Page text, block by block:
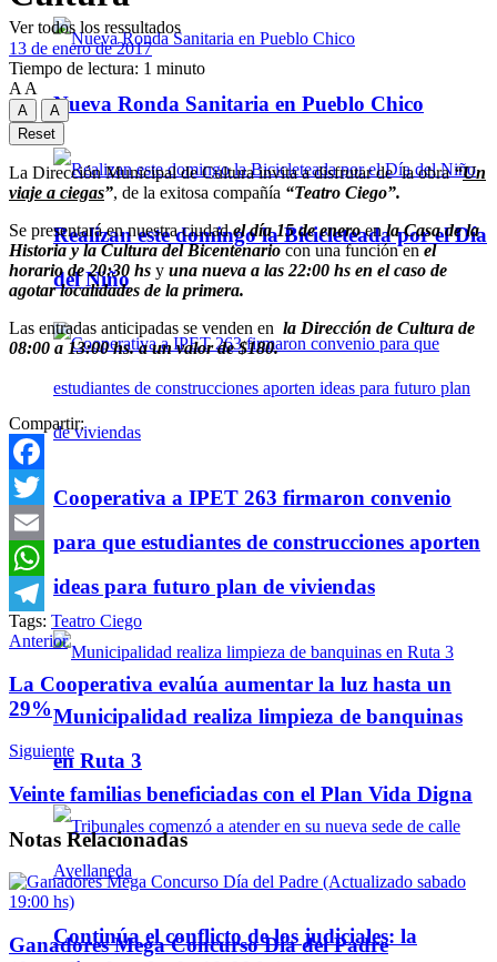
Nueva Ronda Sanitaria en Pueblo Chico
Realizan este domingo la Bicicleteada por el Día
del Niño
Cooperativa a IPET 263 firmaron convenio
para que estudiantes de construcciones aporten
ideas para futuro plan de viviendas
Municipalidad realiza limpieza de banquinas
en Ruta 3
Continúa el conflicto de los judiciales: la
Ver todos los ressultados
13 de enero de 2017
Tiempo de lectura: 1 minuto
A A
A
A
Reset
La Dirección Municipal de Cultura invita a disfrutar de la obra“Un
viaje a ciegas”, de la exitosa compañía “Teatro Ciego”.
Se presentará en nuestra ciudadel día 15 de eneroenla Casa de la
Historia y la Cultura del Bicentenariocon una función enel
horario de 20:30 hs y una nueva a las 22:00 hs en el caso de
agotar localidades de la primera.
Las entradas anticipadas se venden en la Dirección de Cultura de
08:00 a 13:00 hs. a un valor de $180.
Compartir:
Facebook
Twitter
Email
WhatsApp
Telegram
Tags: Teatro Ciego
Anterior
La Cooperativa evalúa aumentar la luz hasta un
29%
Siguiente
Veinte familias beneficiadas con el Plan Vida Digna
Notas Relacionadas
Ganadores Mega Concurso Día del Padre